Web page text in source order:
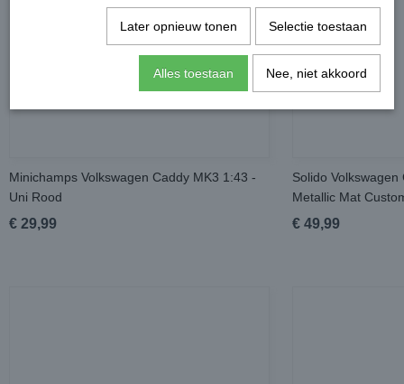
Minichamps Volkswagen Caddy MK3 1:43 -
Uni Rood
€ 29,99
Solido
Metallic Mat
€ 49,99
Later opnieuw tonen Selectie toestaan
Alles toestaan Nee, niet akkoord